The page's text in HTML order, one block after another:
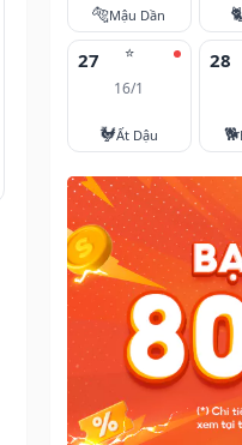
🐅Mậu Dần 🐈
⭐
27
16/1
🐓Ất Dậu
28
🐕